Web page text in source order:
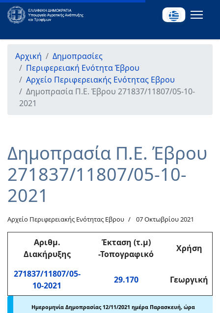
Αρχική
Δημοπρασίες
Περιφερειακή Ενότητα Έβρου
Αρχείο Περιφερειακής Ενότητας Εβρου
Δημοπρασία Π.Ε. Έβρου 271837/11807/05-10-
2021
Δημοπρασία Π.Ε. Έβρου
271837/11807/05-10-
2021
Αρχείο Περιφερειακής Ενότητας Εβρου 07 Οκτωβρίου 2021
Αριθμ.
Διακήρυξης
Έκταση (τ.μ)
-Τοπογραφικό
Χρήση
271837/11807/05-
10-2021
29.170 Γεωργική
Ημερομηνία Δημοπρασίας 12/11/2021 ημέρα Παρασκευή, ώρα